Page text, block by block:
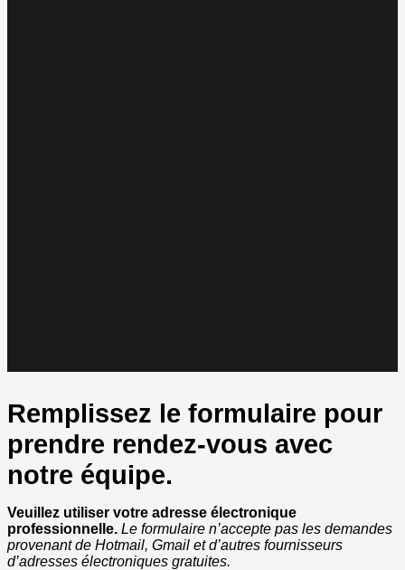
Remplissez le formulaire pour
prendre rendez-vous avec
notre équipe.
Veuillez utiliser votre adresse électronique
professionnelle. Le formulaire n’accepte pas les demandes
provenant de Hotmail, Gmail et d’autres fournisseurs
d’adresses électroniques gratuites.